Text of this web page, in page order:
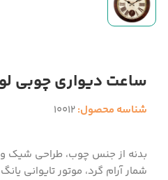
ساعت دیواری چوبی
شناسه محصول:10012
بدنه از جنس چوب، طراحی شیک و
شمار آرام گرد، موتور تایوانی